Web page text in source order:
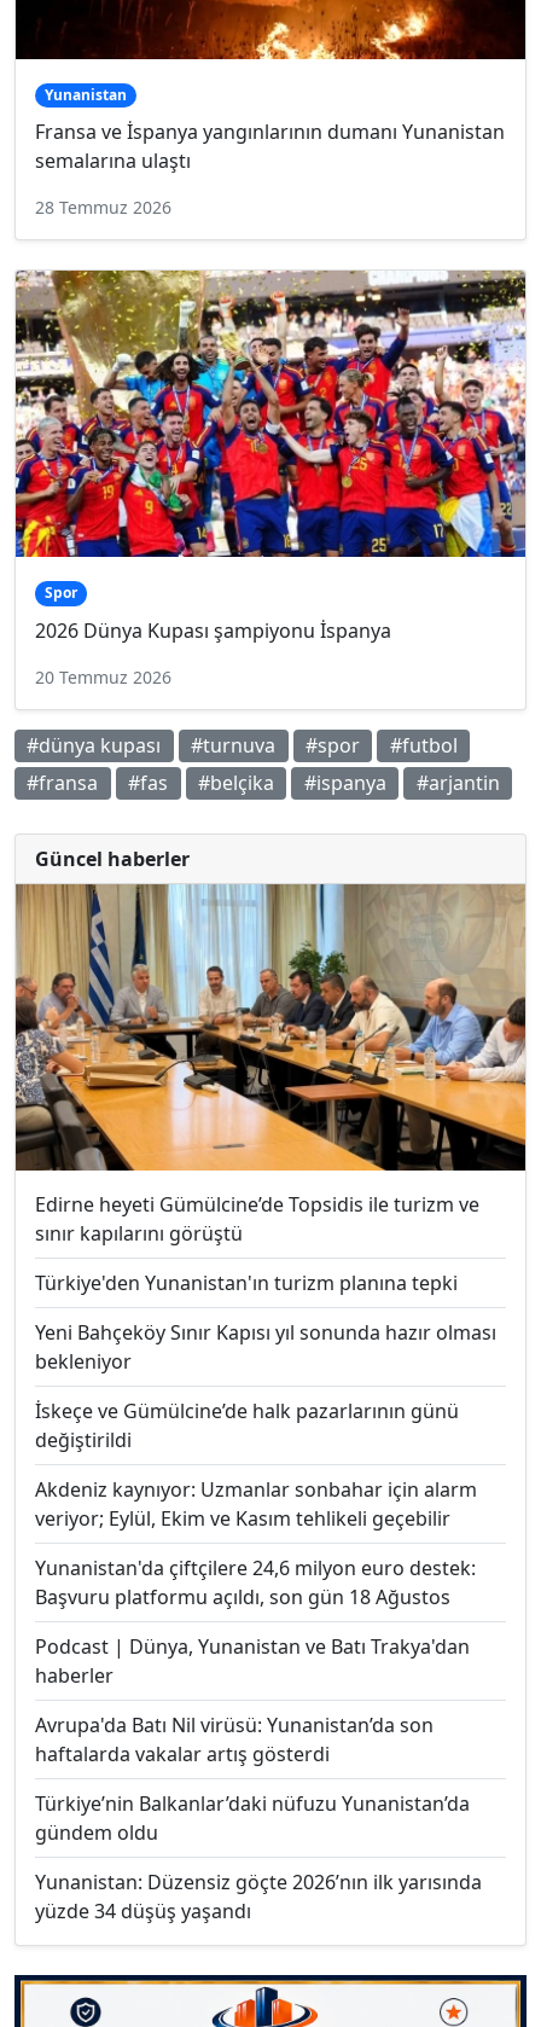
Yunanistan
Fransa ve İspanya yangınlarının dumanı Yunanistan
semalarına ulaştı
28 Temmuz 2026
Spor
2026 Dünya Kupası şampiyonu İspanya
20 Temmuz 2026
#dünya kupası #turnuva #spor
#futbol
#fransa
#fas #belçika #ispanya #arjantin
Güncel haberler
Edirne heyeti Gümülcine’de Topsidis ile turizm ve
sınır kapılarını görüştü
Türkiye'den Yunanistan'ın turizm planına tepki
Yeni Bahçeköy Sınır Kapısı yıl sonunda hazır olması
bekleniyor
İskeçe ve Gümülcine’de halk pazarlarının günü
değiştirildi
Akdeniz kaynıyor: Uzmanlar sonbahar için alarm
veriyor; Eylül, Ekim ve Kasım tehlikeli geçebilir
Yunanistan'da çiftçilere 24,6 milyon euro destek:
Başvuru platformu açıldı, son gün 18 Ağustos
Podcast | Dünya, Yunanistan ve Batı Trakya'dan
haberler
Avrupa'da Batı Nil virüsü: Yunanistan’da son
haftalarda vakalar artış gösterdi
Türkiye’nin Balkanlar’daki nüfuzu Yunanistan’da
gündem oldu
Yunanistan: Düzensiz göçte 2026’nın ilk yarısında
yüzde 34 düşüş yaşandı